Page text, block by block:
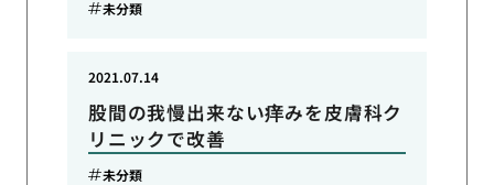
未分類
股間の我慢出来ない痒みを皮膚科ク
リニックで改善
2021.07.14
未分類